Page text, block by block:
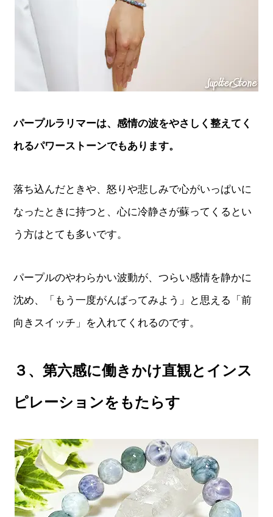
パープルラリマーは、感情の波をやさしく整えてく
れるパワーストーンでもあります。
落ち込んだときや、怒りや悲しみで心がいっぱいに
なったときに持つと、心に冷静さが蘇ってくるとい
う方はとても多いです。
パープルのやわらかい波動が、つらい感情を静かに
沈め、「もう一度がんばってみよう」と思える「前
向きスイッチ」を入れてくれるのです。
３、第六感に働きかけ直観とインス
ピレーションをもたらす